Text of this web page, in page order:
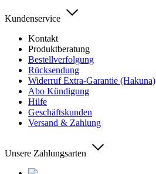
Kundenservice
Kontakt
Produktberatung
Bestellverfolgung
Rücksendung
Widerruf Extra-Garantie (Hakuna)
Abo Kündigung
Hilfe
Geschäftskunden
Versand & Zahlung
Unsere Zahlungsarten